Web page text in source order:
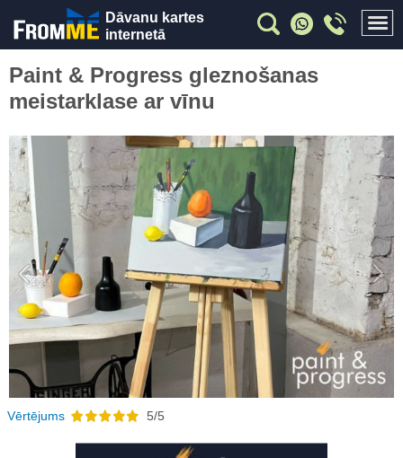
Dāvanu kartes
internetā
Paint & Progress gleznošanas
meistarklase ar vīnu
Previous
Vērtējums 5/5